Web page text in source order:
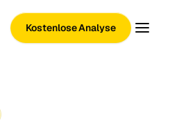
Kostenlose Analyse